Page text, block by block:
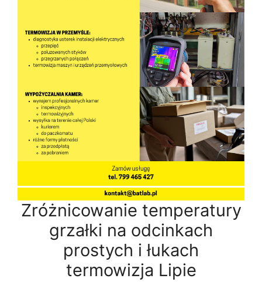
Zróżnicowanie temperatury
grzałki na odcinkach
prostych i łukach
termowizja Lipie